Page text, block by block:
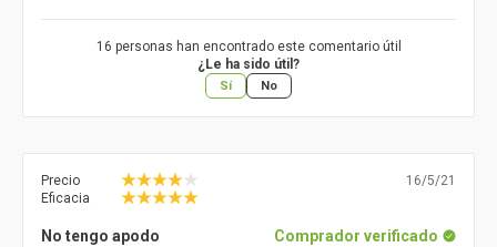
16 personas han encontrado este comentario útil
¿Le ha sido útil?
Sí No
Precio
Eficacia
16/5/21
No tengo apodo Comprador verificado